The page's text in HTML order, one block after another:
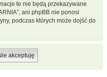
te nie będą przekazywane
ani phpBB nie ponosi
podczas których może dojść do